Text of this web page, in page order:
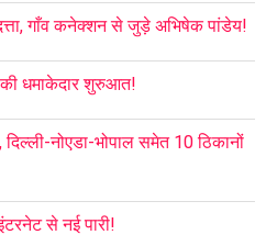
गाँव कनेक्शन से जुड़े अभिषेक पांडेय!
की धमाकेदार शुरुआत!
नोएडा-भोपाल समेत 10 ठिकानों
से नई पारी!